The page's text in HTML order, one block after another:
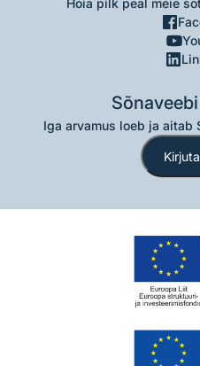
Hoia pilk peal meie
Iga arvamus loeb ja aitab